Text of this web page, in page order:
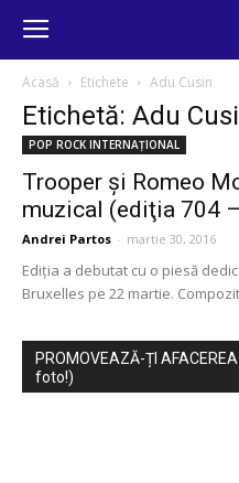
Acasă Etichete Adu Cusin
Etichetă: Adu
POP ROCK INTERNAȚIONAL
Trooper şi Romeo
muzical (ediţia 704
Andrei Partos - martie 30, 2016
Ediția a debutat cu o piesă
Bruxelles pe 22 martie.
PROMOVEAZĂ-ȚI
foto!)